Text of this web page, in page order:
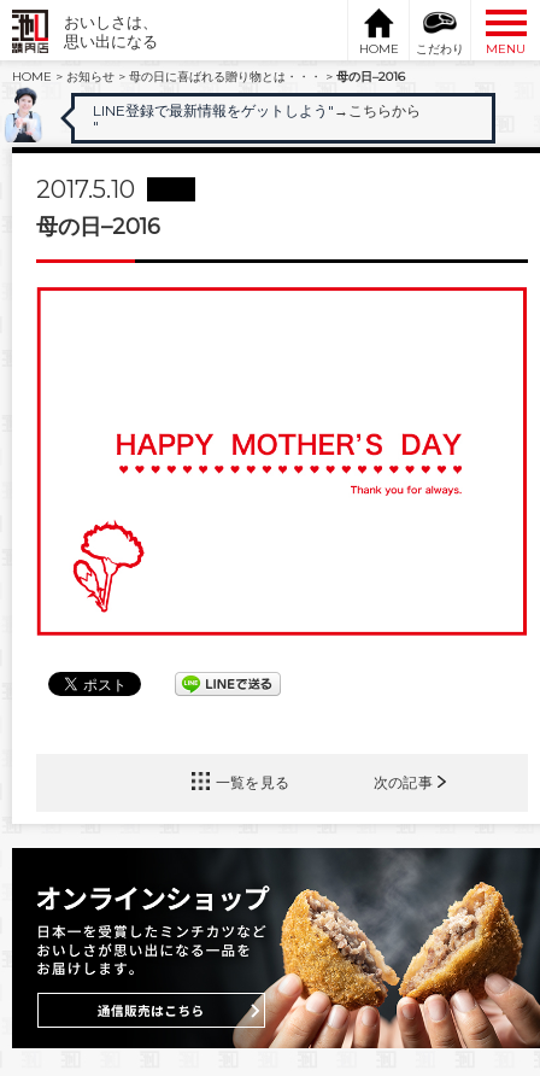
おいしさは、
思い出になる
HOME こだわり
MENU
HOME > お知らせ > 母の日に喜ばれる贈り物とは・・・ > 母の日–2016
LINE登録で最新情報をゲットしよう" →こちらから
"
2017.5.10
母の日–2016
一覧を見る 次の記事